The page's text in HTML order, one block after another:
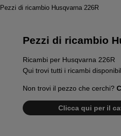
Pezzi di ricambio Husqvarna 226R
Pezzi di ricambio
Ricambi per Husqvarna 226R
Qui trovi tutti i ricambi
Non trovi il pezzo che cerchi?
Clicca qui per il